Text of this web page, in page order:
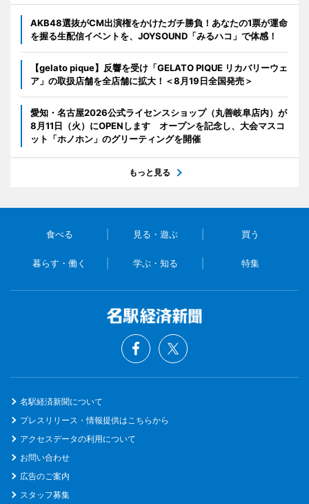
AKB48選抜がCM出演権をかけたガチ勝負！あなたの1票が運命
を握る生配信イベントを、JOYSOUND「みるハコ」で体感！
【gelato pique】反響を受け「GELATO PIQUE リカバリーウェ
ア」の取扱店舗を全店舗に拡大！＜8月19日全国発売＞
愛知・名古屋2026公式ライセンスショップ（丸善岐阜店内）が
8月11日（火）にOPENします オープンを記念し、大会マスコ
ット「ホノホン」のグリーティングを開催
もっと見る
食べる 見る・遊ぶ 買う
暮らす・働く 学ぶ・知る 特集
名駅経済新聞について
プレスリリース・情報提供はこちらから
アクセスデータの利用について
お問い合わせ
広告のご案内
スタッフ募集